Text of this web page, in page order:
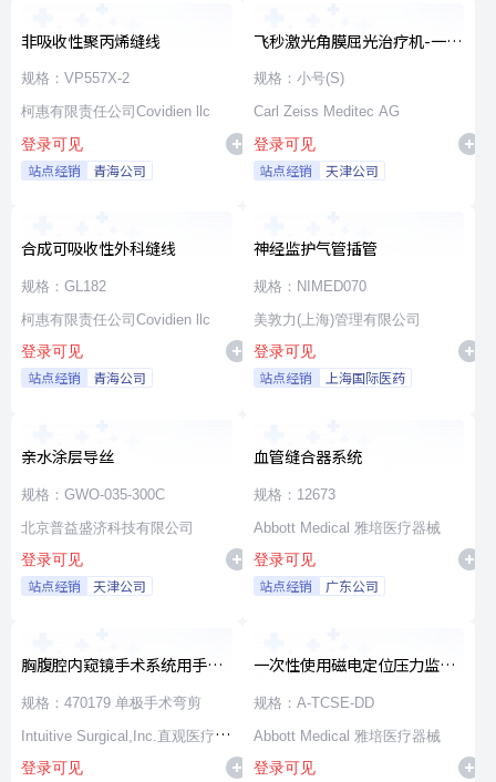
非吸收性聚丙烯缝线
规格：VP557X-2
柯惠有限责任公司Covidien llc
登录可见
站点经销 青海公司
飞秒激光角膜屈光治疗机-一次
性使用无菌治疗包
规格：小号(S)
Carl Zeiss Meditec AG
登录可见
站点经销 天津公司
合成可吸收性外科缝线
规格：GL182
柯惠有限责任公司Covidien llc
登录可见
站点经销 青海公司
神经监护气管插管
规格：NIMED070
美敦力(上海)管理有限公司
登录可见
站点经销 上海国际医药
亲水涂层导丝
规格：GWO-035-300C
北京普益盛济科技有限公司
登录可见
站点经销 天津公司
血管缝合器系统
规格：12673
Abbott Medical 雅培医疗器械
登录可见
站点经销 广东公司
胸腹腔内窥镜手术系统用手术
器械
规格：470179 单极手术弯剪
Intuitive Surgical,Inc.直观医疗公
司
登录可见
一次性使用磁电定位压力监测
消融导管
规格：A-TCSE-DD
Abbott Medical 雅培医疗器械
登录可见